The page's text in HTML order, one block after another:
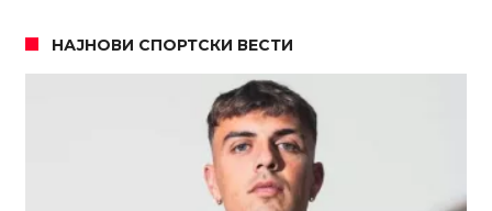
НАЈНОВИ СПОРТСКИ ВЕСТИ